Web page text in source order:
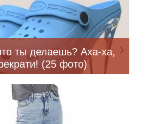
ты делаешь? Аха-ха,
(25 фото)